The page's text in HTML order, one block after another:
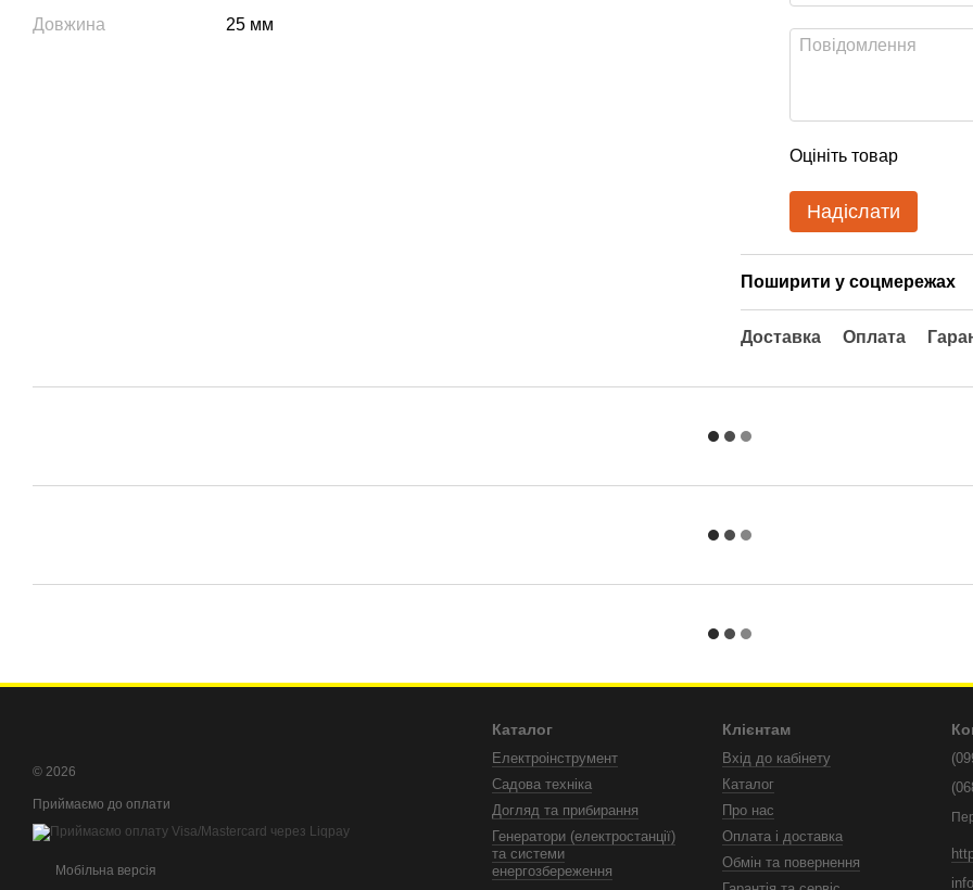
Довжина
25 мм
Оцініть товар
Надіслати
Поширити у соцмережах
Доставка Оплата
© 2026
Приймаємо до оплати
Мобільна версія
Каталог
Електроінструмент
Садова техніка
Догляд та прибирання
Генератори (електростанції)
та системи
енергозбереження
Клієнтам
Вхід до кабінету
Каталог
Про нас
Оплата і доставка
Обмін та повернення